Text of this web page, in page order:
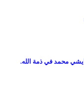
محمد في ذمة الله.